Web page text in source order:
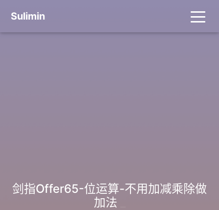
Sulimin
剑指Offer65-位运算-不用加减乘除做
加法